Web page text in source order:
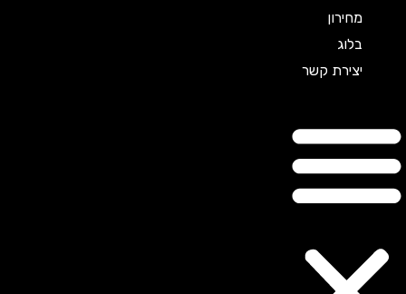
מחירון
יצירת קשר